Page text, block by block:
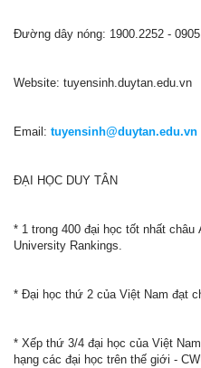
Đường dây nóng: 1900.2252 -
Website: tuyensinh.duytan.edu.vn
Email: tuyensinh@duytan.edu.vn
ĐẠI HỌC DUY TÂN
* 1 trong 400 đại học tốt nhất châu
University Rankings.
* Đại học thứ 2 của Việt Nam đạt
* Xếp thứ 3/4 đại học của Việt
hạng các đại học trên thế giới -